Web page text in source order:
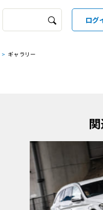
ログ
ギャラリー